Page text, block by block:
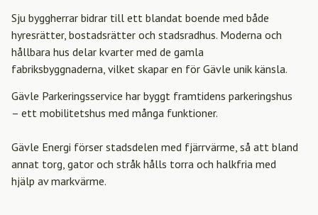
Sju byggherrar bidrar till ett blandat boende med både
hyresrätter, bostadsrätter och stadsradhus. Moderna och
hållbara hus delar kvarter med de gamla
fabriksbyggnaderna, vilket skapar en för Gävle unik känsla.
Gävle Parkeringsservice har byggt framtidens parkeringshus
– ett mobilitetshus med många funktioner.
Gävle Energi förser stadsdelen med fjärrvärme, så att bland
annat torg, gator och stråk hålls torra och halkfria med
hjälp av markvärme.